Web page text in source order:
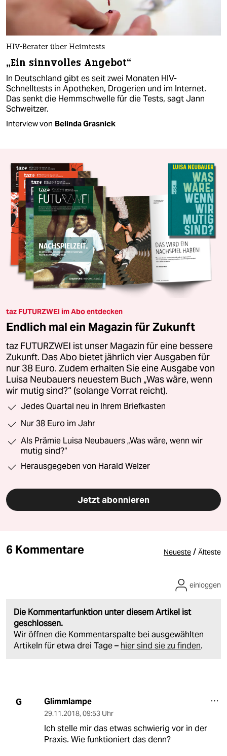
HIV-Berater über Heimtests
„Ein sinnvolles Angebot“
In Deutschland gibt es seit zwei Monaten HIV-
Schnelltests in Apotheken, Drogerien und im Internet.
Das senkt die Hemmschwelle für die Tests, sagt Jann
Schweitzer.
Interview von Belinda Grasnick
taz FUTURZWEI im Abo entdecken
Endlich mal ein Magazin für Zukunft
taz FUTURZWEI ist unser Magazin für eine bessere
Zukunft. Das Abo bietet jährlich vier Ausgaben für
nur 38 Euro. Zudem erhalten Sie eine Ausgabe von
Luisa Neubauers neuestem Buch „Was wäre, wenn
wir mutig sind?“ (solange Vorrat reicht).
Jedes Quartal neu in Ihrem Briefkasten
Nur 38 Euro im Jahr
Als Prämie Luisa Neubauers „Was wäre, wenn wir
mutig sind?“
Herausgegeben von Harald Welzer
Jetzt abonnieren
6 Kommentare Neueste / Älteste
Die Kommentarfunktion unter diesem Artikel ist
geschlossen.
Wir öffnen die Kommentarspalte bei ausgewählten
Artikeln für etwa drei Tage – hier sind sie zu finden.
einloggen
G Glimmlampe
29.11.2018, 09:53 Uhr
Ich stelle mir das etwas schwierig vor in der
Praxis. Wie funktioniert das denn?